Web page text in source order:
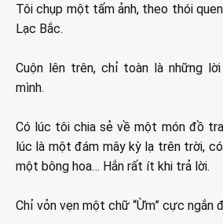
Tôi chụp một tấm ảnh, theo thói
Lạc Bắc.
Cuộn lên trên, chỉ toàn là những
mình.
Có lúc tôi chia sẻ về một món đồ
lúc là một đám mây kỳ lạ trên trời,
một bông hoa… Hắn rất ít khi trả lời.
Chỉ vỏn vẹn một chữ “Ừm” cực ngắn